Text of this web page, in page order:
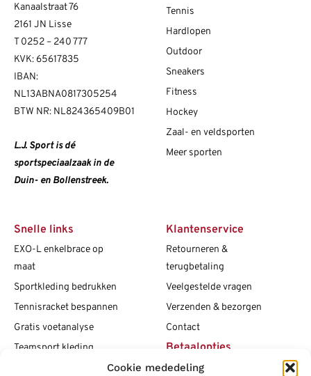
Cookie mededeling
Kanaalstraat 76
2161 JN Lisse
T0252 – 240 777
KVK: 65617835
IBAN:
NL13ABNA0817305254
BTW NR: NL824365409B01
L.J. Sport is dé
sportspeciaalzaak in de
Duin- en Bollenstreek.
Tennis
Hardlopen
Outdoor
Sneakers
Fitness
Hockey
Zaal- en veldsporten
Meer sporten
Snelle links
EXO-L enkelbrace op
maat
Sportkleding bedrukken
Tennisracket bespannen
Gratis voetanalyse
Teamsport kleding
Klantenservice
Retourneren &
terugbetaling
Veelgestelde vragen
Verzenden & bezorgen
Contact
Betaalopties